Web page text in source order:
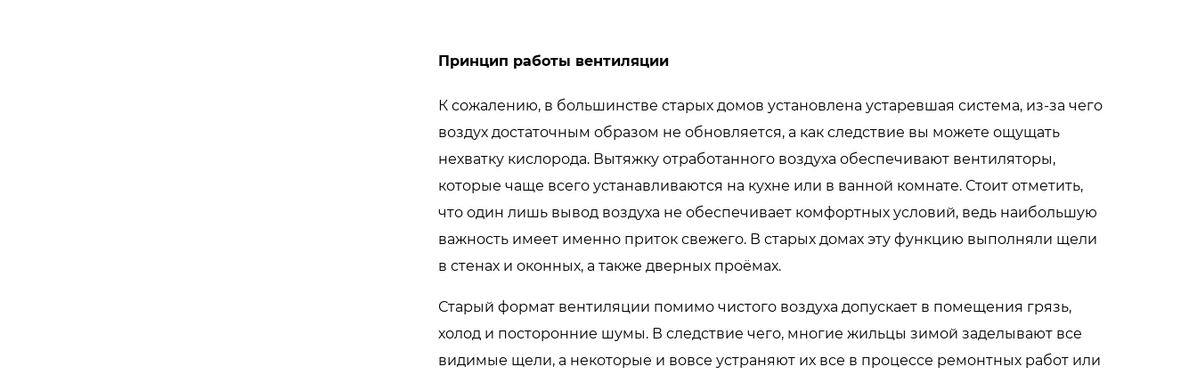
Принцип работы вентиляции
К сожалению, в большинстве старых домов установлена устаревшая система, из-за чего
воздух достаточным образом не обновляется, а как следствие вы можете ощущать
нехватку кислорода. Вытяжку отработанного воздуха обеспечивают вентиляторы,
которые чаще всего устанавливаются на кухне или в ванной комнате. Стоит отметить,
что один лишь вывод воздуха не обеспечивает комфортных условий, ведь наибольшую
важность имеет именно приток свежего. В старых домах эту функцию выполняли щели
в стенах и оконных, а также дверных проёмах.
Старый формат вентиляции помимо чистого воздуха допускает в помещения грязь,
холод и посторонние шумы. В следствие чего, многие жильцы зимой заделывают все
видимые щели, а некоторые и вовсе устраняют их все в процессе ремонтных работ или